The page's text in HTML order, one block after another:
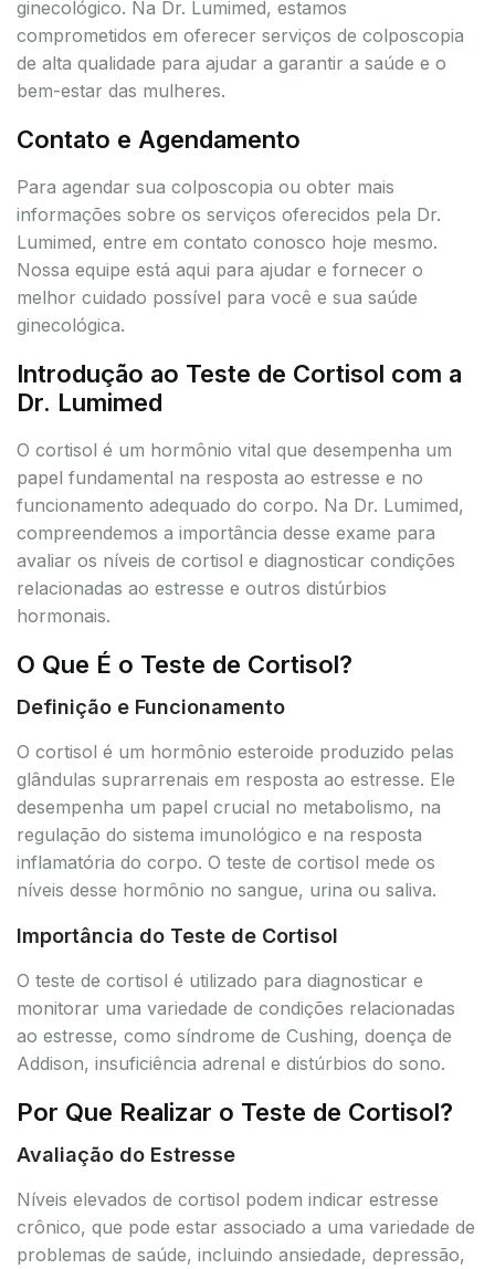
ginecológico. Na Dr. Lumimed, estamos
comprometidos em oferecer serviços de colposcopia
de alta qualidade para ajudar a garantir a saúde e o
bem-estar das mulheres.
Contato e Agendamento
Para agendar sua colposcopia ou obter mais
informações sobre os serviços oferecidos pela Dr.
Lumimed, entre em contato conosco hoje mesmo.
Nossa equipe está aqui para ajudar e fornecer o
melhor cuidado possível para você e sua saúde
ginecológica.
Introdução ao Teste de Cortisol com a
Dr. Lumimed
O cortisol é um hormônio vital que desempenha um
papel fundamental na resposta ao estresse e no
funcionamento adequado do corpo. Na Dr. Lumimed,
compreendemos a importância desse exame para
avaliar os níveis de cortisol e diagnosticar condições
relacionadas ao estresse e outros distúrbios
hormonais.
O Que É o Teste de Cortisol?
Definição e Funcionamento
O cortisol é um hormônio esteroide produzido pelas
glândulas suprarrenais em resposta ao estresse. Ele
desempenha um papel crucial no metabolismo, na
regulação do sistema imunológico e na resposta
inflamatória do corpo. O teste de cortisol mede os
níveis desse hormônio no sangue, urina ou saliva.
Importância do Teste de Cortisol
O teste de cortisol é utilizado para diagnosticar e
monitorar uma variedade de condições relacionadas
ao estresse, como síndrome de Cushing, doença de
Addison, insuficiência adrenal e distúrbios do sono.
Por Que Realizar o Teste de Cortisol?
Avaliação do Estresse
Níveis elevados de cortisol podem indicar estresse
crônico, que pode estar associado a uma variedade de
problemas de saúde, incluindo ansiedade, depressão,